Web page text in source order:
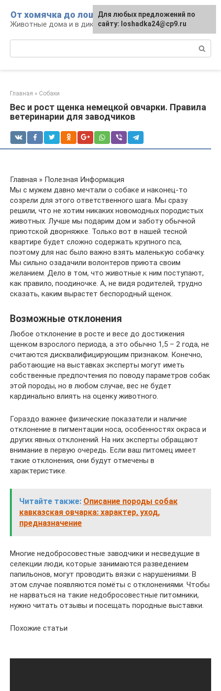
контенту
От хомячка до лошади
Животные дома и в дикой природе
Главная » Собаки
Вес и рост щенка немецкой овчарки. Правила
ветеринарии для заводчиков
Главная » Полезная Информация
Мы с мужем давно мечтали о собаке и наконец-то
созрели для этого ответственного шага. Мы сразу
решили, что не хотим никаких новомодных породистых
животных. Лучше мы подарим дом и заботу обычной
приютской дворняжке. Только вот в нашей тесной
квартире будет сложно содержать крупного пса,
поэтому для нас было важно взять маленькую собачку.
Мы сильно озадачили волонтеров приюта своим
желанием. Дело в том, что животные к ним поступают,
как правило, поодиночке. А, не видя родителей, трудно
сказать, каким вырастет беспородный щенок.
Возможные отклонения
Любое отклонение в росте и весе до достижения
щенком взрослого периода, а это обычно 1,5 – 2 года, не
считаются дисквалифицирующим признаком. Конечно,
работающие на выставках эксперты могут иметь
собственные предпочтения по поводу параметров собак
этой породы, но в любом случае, вес не будет
кардинально влиять на оценку животного.
Гораздо важнее физические показатели и наличие
отклонение в пигментации носа, особенностях окраса и
других явных отклонений. На них эксперты обращают
внимание в первую очередь. Если ваш питомец имеет
такие отклонения, они будут отмечены в
характеристике.
Читайте также: Описание породы собак
кавказская овчарка: характер, уход,
предназначение
Многие недобросовестные заводчики и несведущие в
селекции люди, которые занимаются разведением
папильонов, могут проводить вязки с нарушениями. В
этом случае появляются помёты с отклонениями. Чтобы
не нарваться на такие недобросовестные питомники,
нужно читать отзывы и посещать породные выставки.
Похожие статьи
Для любых предложений по
сайту: loshadka24@cp9.ru